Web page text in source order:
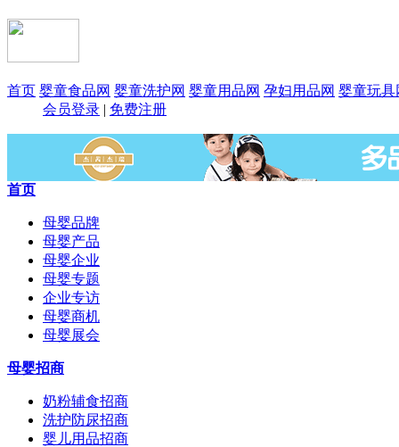
首页 婴童食品网 婴童洗护网 婴童用品网 孕妇用品网 婴童玩具
会员登录 | 免费注册
首页
母婴品牌
母婴产品
母婴企业
母婴专题
企业专访
母婴商机
母婴展会
母婴招商
奶粉辅食招商
洗护防尿招商
婴儿用品招商